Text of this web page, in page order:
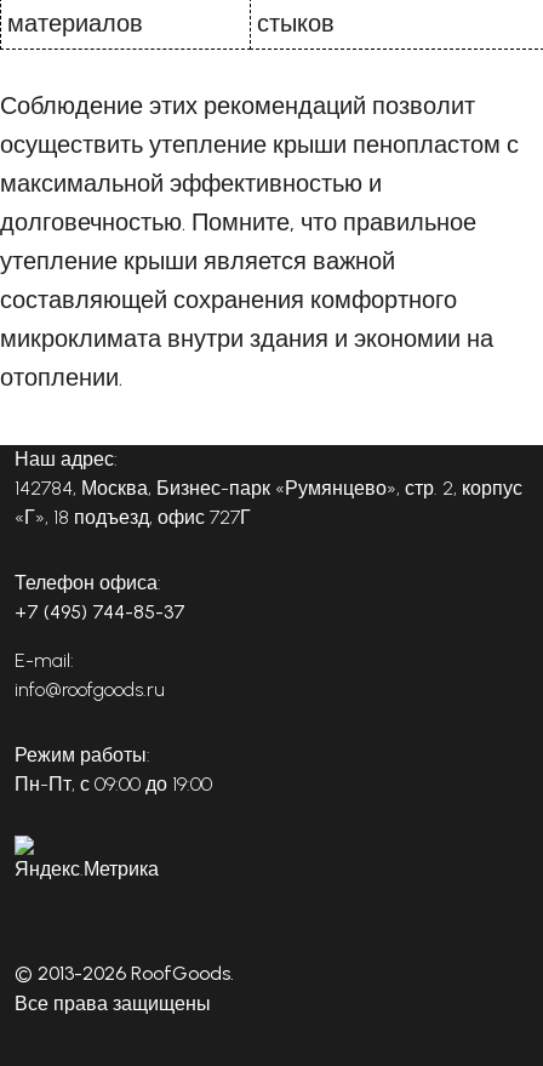
материалов
стыков
Соблюдение этих рекомендаций позволит
осуществить утепление крыши пенопластом с
максимальной эффективностью и
долговечностью. Помните, что правильное
утепление крыши является важной
составляющей сохранения комфортного
микроклимата внутри здания и экономии на
отоплении.
Наш адрес:
142784, Москва, Бизнес-парк «Румянцево», стр. 2, корпус
«Г», 18 подъезд, офис 727Г
Телефон офиса:
+7 (495) 744-85-37
E-mail:
info@roofgoods.ru
Режим работы:
Пн-Пт, с 09:00 до 19:00
© 2013-2026 RoofGoods.
Все права защищены